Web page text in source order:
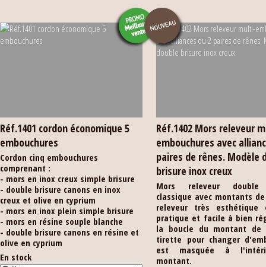
Réf.1401 cordon économique 5
embouchures
Cordon cinq embouchures
comprenant :
- mors en inox creux simple brisure
- double brisure canons en inox
creux et olive en cyprium
- mors en inox plein simple brisure
- mors en résine souple blanche
- double brisure canons en résine et
olive en cyprium
En stock
Réf.1402 Mors releveur
embouchures avec
paires de rênes. Modèle
brisure inox creux
Mors releveur double
classique avec montants
releveur très esthétique
pratique et facile à bien
la boucle du montant
tirette pour changer
est masquée à
montant.